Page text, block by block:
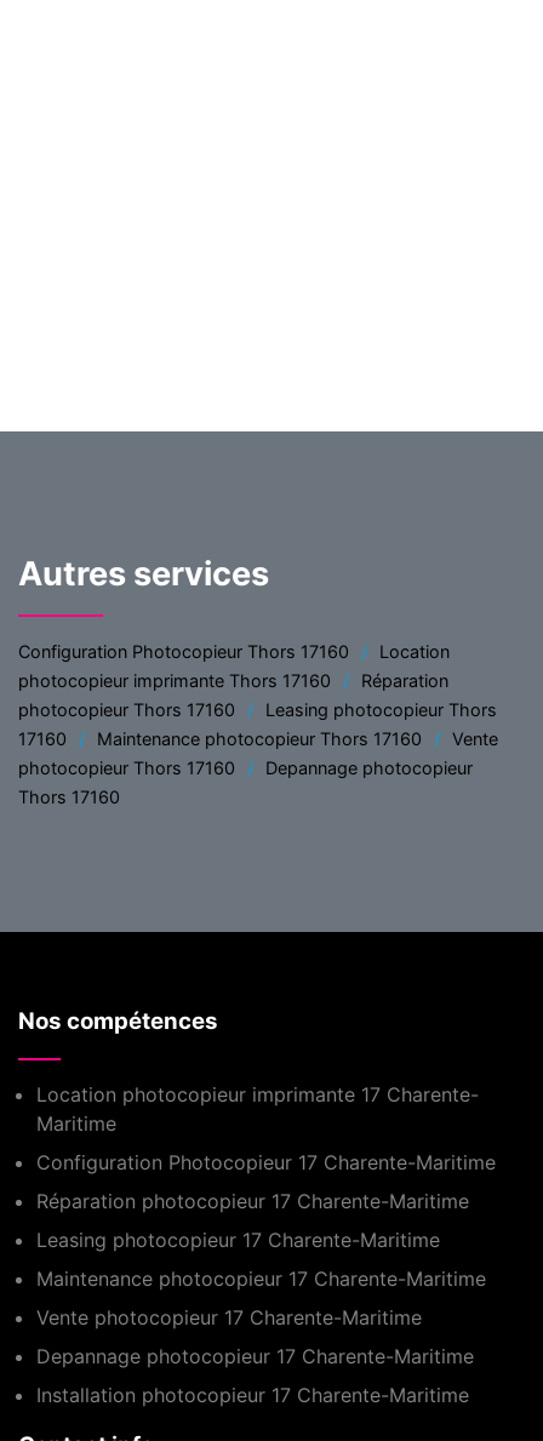
Autres services
Configuration Photocopieur Thors 17160
Location
photocopieur imprimante Thors 17160
Réparation
photocopieur Thors 17160
Leasing photocopieur Thors
17160
Maintenance photocopieur Thors 17160
Vente
photocopieur Thors 17160
Depannage photocopieur
Thors 17160
Nos compétences
Location photocopieur imprimante 17 Charente-
Maritime
Configuration Photocopieur 17 Charente-Maritime
Réparation photocopieur 17 Charente-Maritime
Leasing photocopieur 17 Charente-Maritime
Maintenance photocopieur 17 Charente-Maritime
Vente photocopieur 17 Charente-Maritime
Depannage photocopieur 17 Charente-Maritime
Installation photocopieur 17 Charente-Maritime